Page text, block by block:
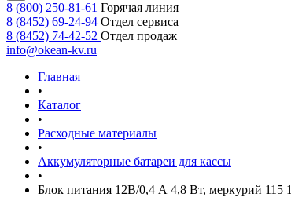
8 (800) 250-81-61 Горячая линия
8 (8452) 69-24-94 Отдел сервиса
8 (8452) 74-42-52 Отдел продаж
info@okean-kv.ru
Главная
•
Каталог
•
Расходные материалы
•
Аккумуляторные батареи для кассы
•
Блок питания 12В/0,4 А 4,8 Вт, меркурий 115